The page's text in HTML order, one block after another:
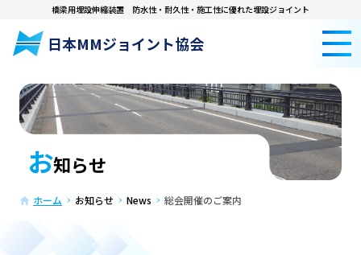
日本MMジョイント協会
橋梁用埋設伸縮装置 防水性・耐久性・施工性に優れた埋設ジョイント
お知らせ
ホーム お知らせ News 総会開催のご案内